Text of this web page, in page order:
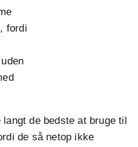
fordi
de bedste at bruge til
de så netop ikke